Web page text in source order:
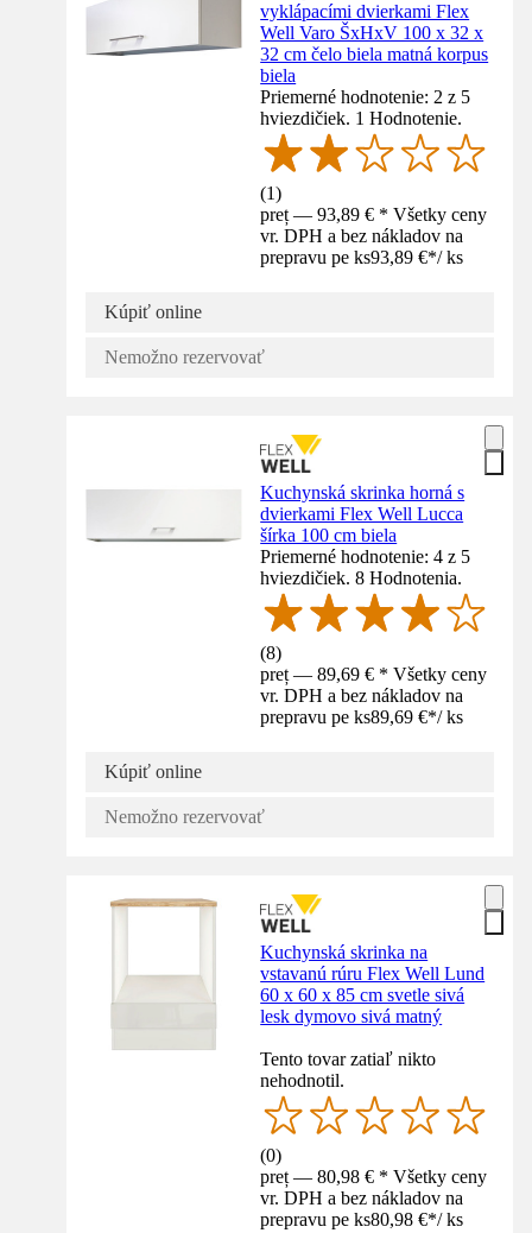
vyklápacími dvierkami Flex
Well Varo ŠxHxV 100 x 32 x
32 cm čelo biela matná korpus
biela
Priemerné hodnotenie: 2 z 5
hviezdičiek. 1 Hodnotenie.
(1)
preț — 93,89 € * Všetky ceny
vr. DPH a bez nákladov na
prepravu pe ks93,89 €*/ ks
Kúpiť online
Nemožno rezervovať
Kuchynská skrinka horná s
dvierkami Flex Well Lucca
šírka 100 cm biela
Priemerné hodnotenie: 4 z 5
hviezdičiek. 8 Hodnotenia.
(8)
preț — 89,69 € * Všetky ceny
vr. DPH a bez nákladov na
prepravu pe ks89,69 €*/ ks
Kúpiť online
Nemožno rezervovať
Kuchynská skrinka na
vstavanú rúru Flex Well Lund
60 x 60 x 85 cm svetle sivá
lesk dymovo sivá matný
Tento tovar zatiaľ nikto
nehodnotil.
(0)
preț — 80,98 € * Všetky ceny
vr. DPH a bez nákladov na
prepravu pe ks80,98 €*/ ks